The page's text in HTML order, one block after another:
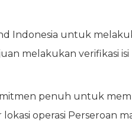
Indonesia untuk
melakukan verifikasi
penuh untuk
operasi Perseroan